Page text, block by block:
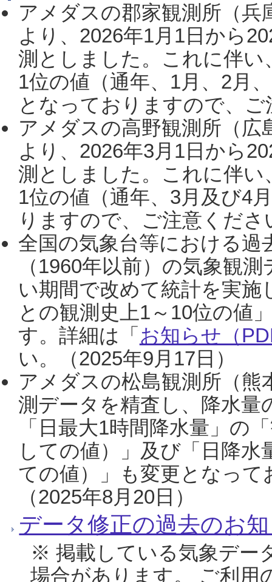
アメダスの郡家観測所（
より、2026年1月1日から
測としました。これに伴い
1位の値（通年、1月、2月
となっておりますので、
アメダスの高野観測所（
より、2026年3月1日から
測としました。これに伴い
1位の値（通年、3月及び4
りますので、ご注意くだ
全国の気象台等における過
（1960年以前）の気象観
い期間で改めて統計を実
との観測史上1～10位の値
す。詳細は「 お知らせ（
い。（2025年9月17日）
アメダスの松島観測所（熊
測データを精査し、降水
「日最大1時間降水量」の
しての値）」及び「日降
ての値）」も変更となっ
（2025年8月20日）
データ修正の過去のお
※ 掲載している気象デー
場合があります。 ご利用